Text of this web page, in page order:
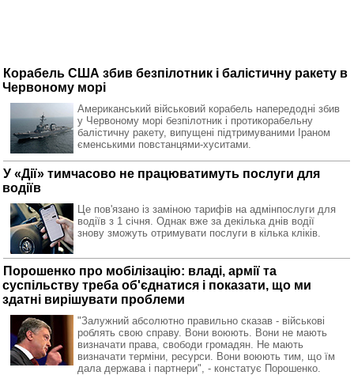
Корабель США збив безпілотник і балістичну ракету в
Червоному морі
Американський військовий корабель напередодні збив
у Червоному морі безпілотник і протикорабельну
балістичну ракету, випущені підтримуваними Іраном
єменськими повстанцями-хуситами.
У «Дії» тимчасово не працюватимуть послуги для
водіїв
Це пов'язано із заміною тарифів на адмінпослуги для
водіїв з 1 січня. Однак вже за декілька днів водії
знову зможуть отримувати послуги в кілька кліків.
Порошенко про мобілізацію: владі, армії та
суспільству треба об'єднатися і показати, що ми
здатні вирішувати проблеми
"Залужний абсолютно правильно сказав - військові
роблять свою справу. Вони воюють. Вони не мають
визначати права, свободи громадян. Не мають
визначати терміни, ресурси. Вони воюють тим, що їм
дала держава і партнери", - констатує Порошенко.